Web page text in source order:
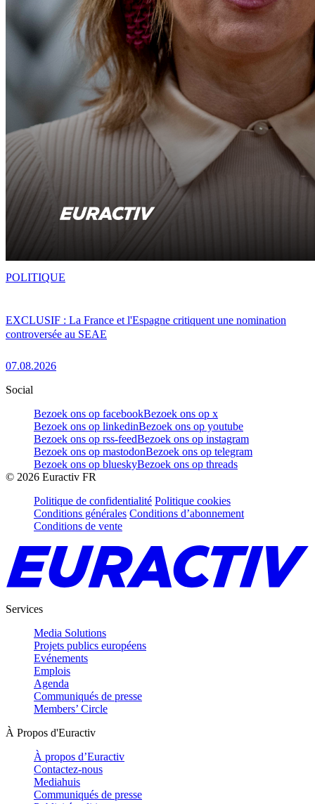
EXCLUSIF : La France et l'Espagne critiquent une nomination
controversée au SEAE
07.08.2026
POLITIQUE
Social
Bezoek ons op facebookBezoek ons op x
Bezoek ons op linkedinBezoek ons op youtube
Bezoek ons op rss-feedBezoek ons op instagram
Bezoek ons op mastodonBezoek ons op telegram
Bezoek ons op blueskyBezoek ons op threads
© 2026 Euractiv FR
Politique de confidentialité Politique cookies
Conditions générales Conditions d’abonnement
Conditions de vente
Services
Media Solutions
Projets publics européens
Evénements
Emplois
Agenda
Communiqués de presse
Members’ Circle
À Propos d'Euractiv
À propos d’Euractiv
Contactez-nous
Mediahuis
Communiqués de presse